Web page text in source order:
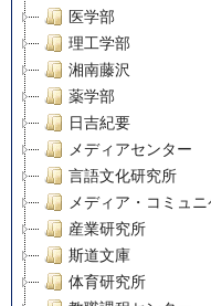
医学部
理工学部
湘南藤沢
薬学部
日吉紀要
メディアセンター
言語文化研究所
メディア・コミュ
産業研究所
斯道文庫
体育研究所